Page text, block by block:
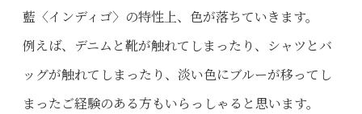
藍〈インディゴ〉の特性上、色が落ちていきます。
例えば、デニムと靴が触れてしまったり、シャツとバ
ッグが触れてしまったり、淡い色にブルーが移ってし
まったご経験のある方もいらっしゃると思います。